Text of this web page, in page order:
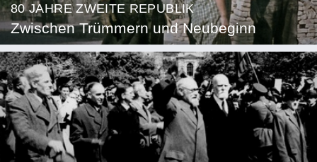
80 JAHRE ZWEITE REPUBLIK
Zwischen Trümmern und Neubeginn